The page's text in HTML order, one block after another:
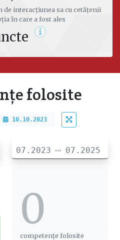
interacțiunea sa cu cetățenii
în care a fost ales
folosite
10.10.2023
07.2023 07.2025
0
0
competențe folosite